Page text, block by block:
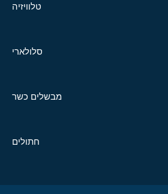
טלוויזיה
סלולארי
מבשלים כשר
חתולים